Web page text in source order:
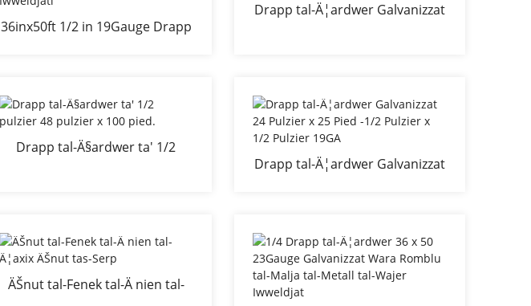
36inx50ft 1/2 in 19Gauge Drapp
Drapp tal-Ä¦ardwer Galvanizzat
Drapp tal-Ä§ardwer ta' 1/2
Drapp tal-Ä¦ardwer Galvanizzat
ÄŠnut tal-Fenek tal-Ä nien tal-